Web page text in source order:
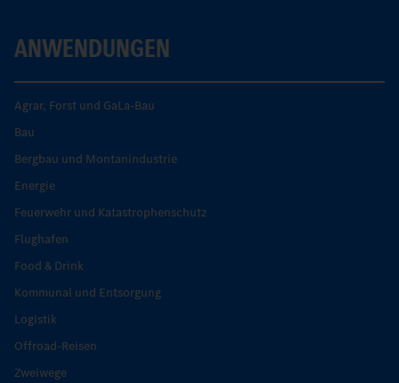
ANWENDUNGEN
Agrar, Forst und GaLa-Bau
Bau
Bergbau und Montanindustrie
Energie
Feuerwehr und Katastrophenschutz
Flughafen
Food & Drink
Kommunal und Entsorgung
Logistik
Offroad-Reisen
Zweiwege